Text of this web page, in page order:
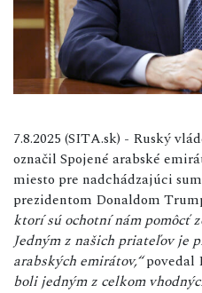
7.8.2025 (SITA.sk) - Ruský
označil Spojené arabské
miesto pre nadchádzajúci
prezidentom Donaldom
ktorí sú ochotní nám pomôcť
Jedným z našich priateľov je
arabských emirátov,“povedal
boli jedným z celkom